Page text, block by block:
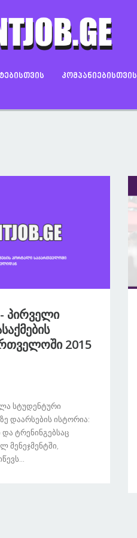
ᲙᲝᲛᲞᲐᲜᲘᲔᲑᲘᲡᲗᲕᲘᲡ
Პირველი
2015
Სტუდენტური
Დაარსების Ისტორია:
Ტრენინგებსაც
Მენეჯმენტში,